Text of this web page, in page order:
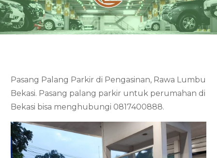
Pasang Palang Parkir di Pengasinan, Rawa Lumbu
Bekasi. Pasang palang parkir untuk perumahan di
Bekasi bisa menghubungi 0817400888.